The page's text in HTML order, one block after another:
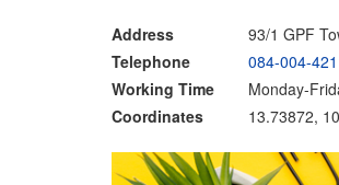
Address
93/1 GPF
Telephone
084-004-
Working Time
Monday-
Coordinates
13.73872,